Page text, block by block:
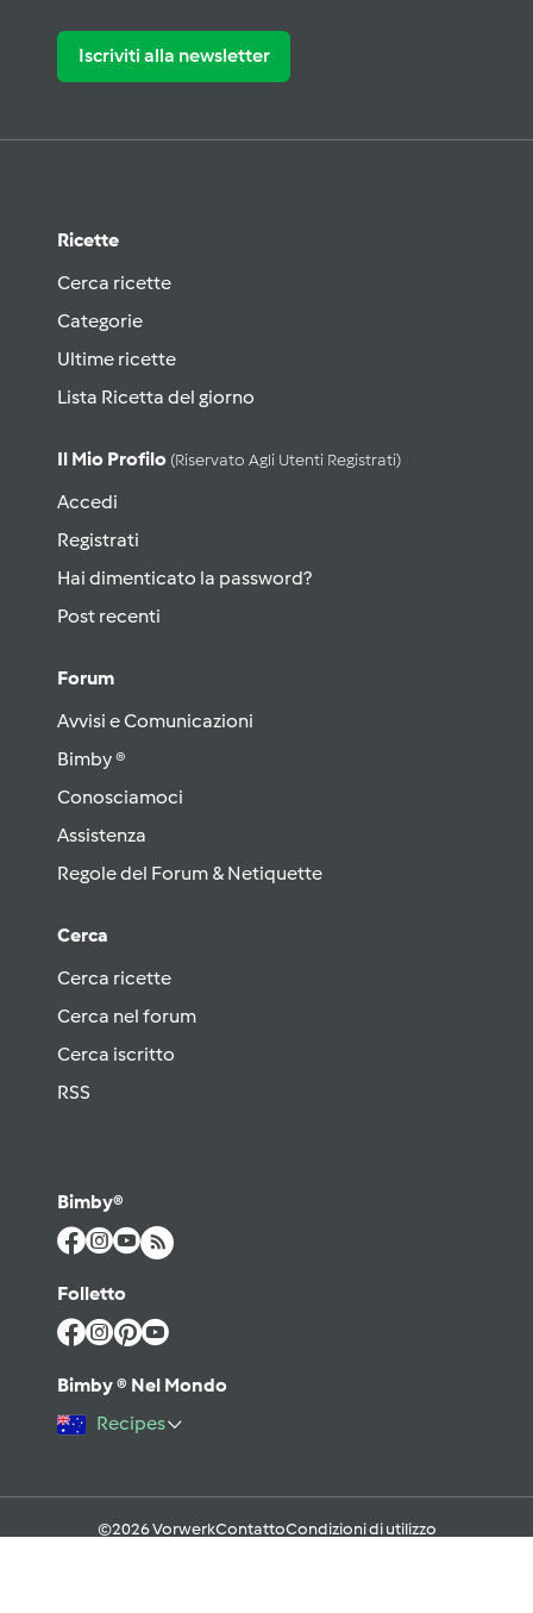
Iscriviti alla newsletter
Ricette
Cerca ricette
Categorie
Ultime ricette
Lista Ricetta del giorno
Il Mio Profilo (riservato Agli Utenti Registrati)
Accedi
Registrati
Hai dimenticato la password?
Post recenti
Forum
Avvisi e Comunicazioni
Bimby ®
Conosciamoci
Assistenza
Regole del Forum & Netiquette
Cerca
Cerca ricette
Cerca nel forum
Cerca iscritto
RSS
Bimby®
Folletto
Bimby ® Nel Mondo
Recipes
©2026 VorwerkContattoCondizioni di utilizzo